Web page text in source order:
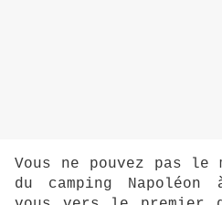
Vous ne pouvez pas
du camping